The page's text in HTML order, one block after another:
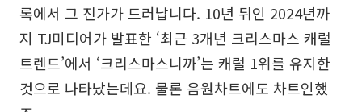
록에서 그 진가가 드러납니다. 10년 뒤인 2024년까
지 TJ미디어가 발표한 ‘최근 3개년 크리스마스 캐럴
트렌드’에서 ‘크리스마스니까’는 캐럴 1위를 유지한
것으로 나타났는데요. 물론 음원차트에도 차트인했